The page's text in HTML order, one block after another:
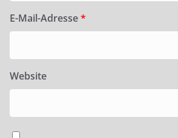
E-Mail-Adresse*
Website